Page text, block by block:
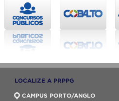
LOCALIZE A PRPPG
CAMPUS PORTO/ANGLO